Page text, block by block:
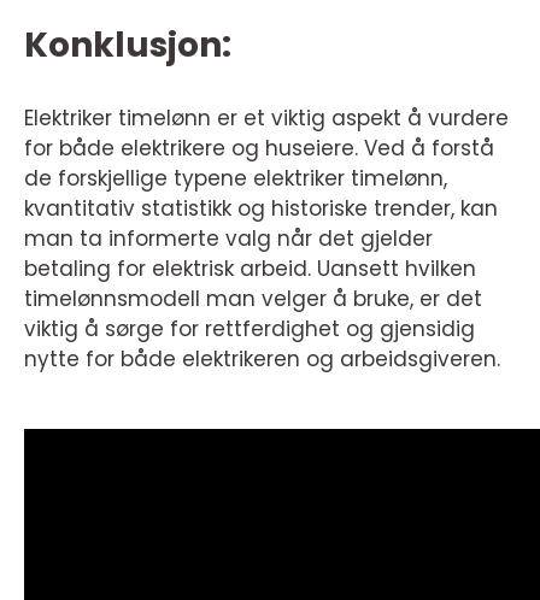
Konklusjon:
Elektriker timelønn er et viktig aspekt å vurdere
for både elektrikere og huseiere. Ved å forstå
de forskjellige typene elektriker timelønn,
kvantitativ statistikk og historiske trender, kan
man ta informerte valg når det gjelder
betaling for elektrisk arbeid. Uansett hvilken
timelønnsmodell man velger å bruke, er det
viktig å sørge for rettferdighet og gjensidig
nytte for både elektrikeren og arbeidsgiveren.